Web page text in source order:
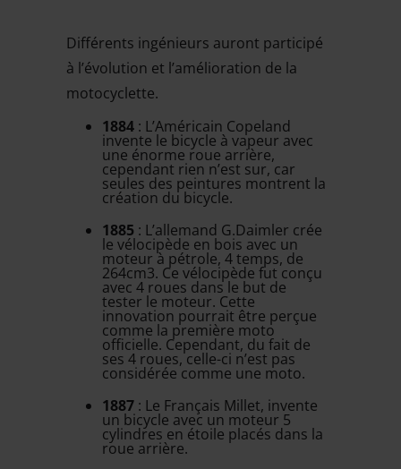
Différents ingénieurs auront participé
à l’évolution et l’amélioration de la
motocyclette.
1884 : L’Américain Copeland
invente le bicycle à vapeur avec
une énorme roue arrière,
cependant rien n’est sur, car
seules des peintures montrent la
création du bicycle.
1885 : L’allemand G.Daimler crée
le vélocipède en bois avec un
moteur à pétrole, 4 temps, de
264cm3. Ce vélocipède fut conçu
avec 4 roues dans le but de
tester le moteur. Cette
innovation pourrait être perçue
comme la première moto
officielle. Cependant, du fait de
ses 4 roues, celle-ci n’est pas
considérée comme une moto.
1887 : Le Français Millet, invente
un bicycle avec un moteur 5
cylindres en étoile placés dans la
roue arrière.